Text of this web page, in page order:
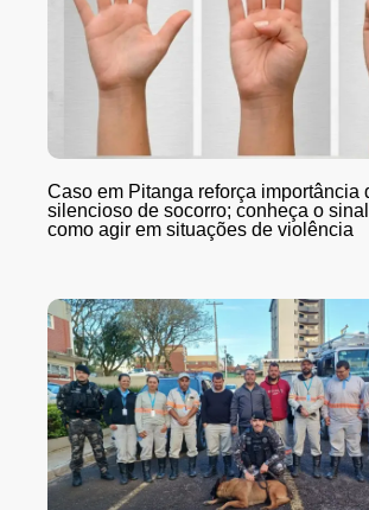
Caso em Pitanga reforça importância
silencioso de socorro; conheça o
como agir em situações de violência